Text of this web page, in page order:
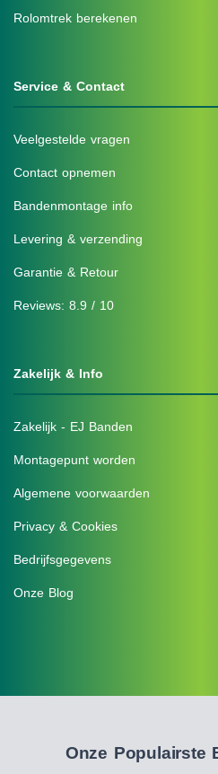
Rolomtrek berekenen
Service & Contact
Veelgestelde vragen
Contact opnemen
Bandenmontage info
Levering & verzending
Garantie & Retour
Reviews: 8.9 / 10
Zakelijk & Info
Zakelijk - EJ Banden
Montagepunt worden
Algemene voorwaarden
Privacy & Cookies
Bedrijfsgegevens
Onze Blog
Onze Populairste